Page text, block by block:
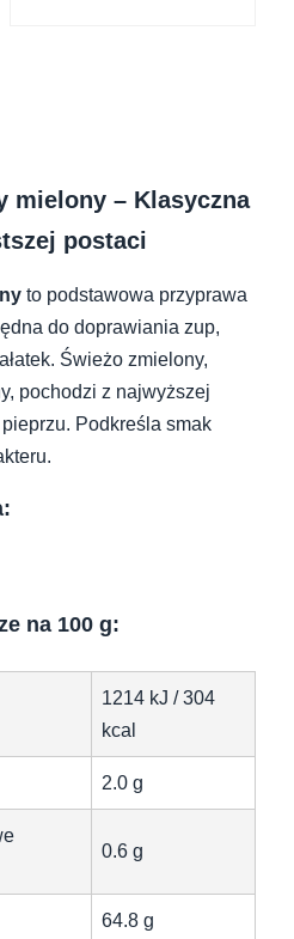
mielony – Klasyczna
postaci
to podstawowa przyprawa
do doprawiania zup,
Świeżo zmielony,
pochodzi z najwyższej
Podkreśla smak
na 100 g:
1214 kJ / 304
kcal
2.0 g
0.6 g
64.8 g